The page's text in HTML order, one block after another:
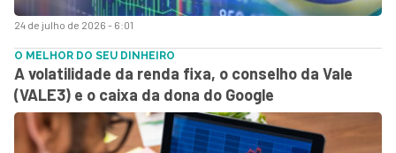
24 de julho de 2026 - 6:01
O MELHOR DO SEU DINHEIRO
A volatilidade da renda fixa, o conselho da Vale
(VALE3) e o caixa da dona do Google